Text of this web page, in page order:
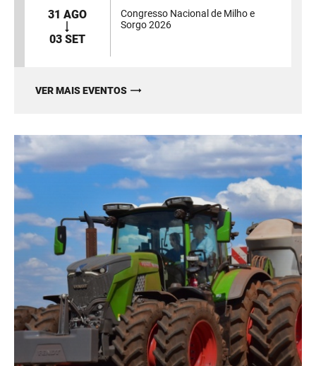
31 AGO
03 SET
Congresso Nacional de Milho e
Sorgo 2026
VER MAIS EVENTOS